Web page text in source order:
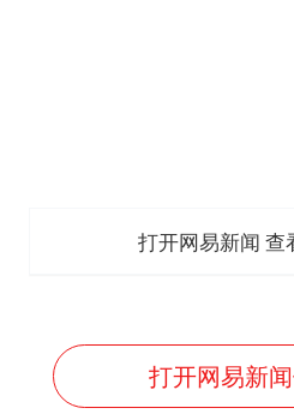
打开网易新闻 查
打开网易新